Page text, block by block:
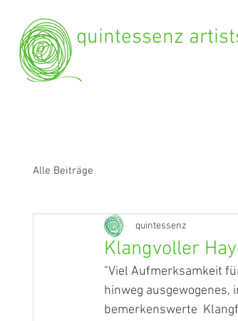
quintessenz
Alle Beiträge
Klangvoller
quintessenz
"Viel Aufmerksamkeit
hinweg ausgewogenes,
bemerkenswerte